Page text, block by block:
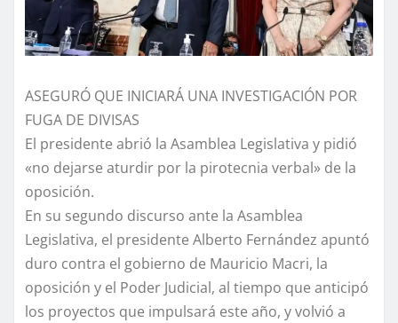
ASEGURÓ QUE INICIARÁ UNA INVESTIGACIÓN POR
FUGA DE DIVISAS
El presidente abrió la Asamblea Legislativa y pidió
«no dejarse aturdir por la pirotecnia verbal» de la
oposición.
En su segundo discurso ante la Asamblea
Legislativa, el presidente Alberto Fernández apuntó
duro contra el gobierno de Mauricio Macri, la
oposición y el Poder Judicial, al tiempo que anticipó
los proyectos que impulsará este año, y volvió a